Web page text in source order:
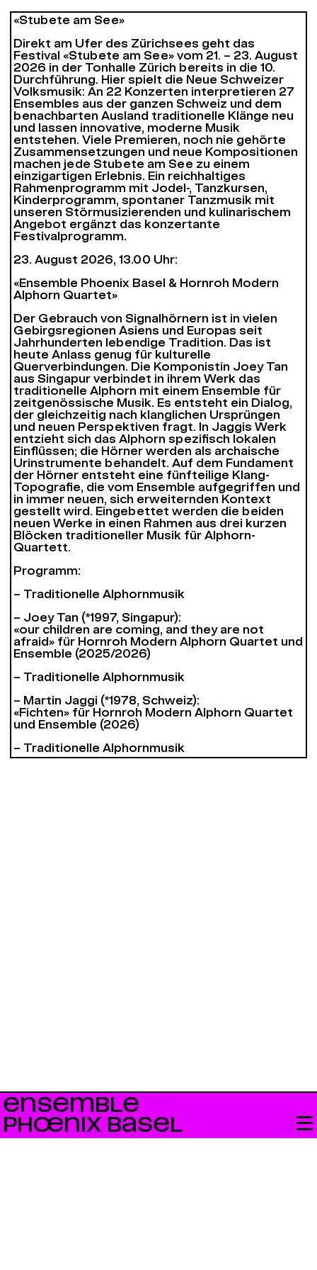
ENSEMBLE
PHŒNIX BASEL
«Stubete am See»
Direkt am Ufer des Zürichsees geht das
Festival «Stubete am See» vom 21. – 23. August
2026 in der Tonhalle Zürich bereits in die 10.
Durchführung. Hier spielt die Neue Schweizer
Volksmusik: An 22 Konzerten interpretieren 27
Ensembles aus der ganzen Schweiz und dem
benachbarten Ausland traditionelle Klänge neu
und lassen innovative, moderne Musik
entstehen. Viele Premieren, noch nie gehörte
Zusammensetzungen und neue Kompositionen
machen jede Stubete am See zu einem
einzigartigen Erlebnis. Ein reichhaltiges
Rahmenprogramm mit Jodel-, Tanzkursen,
Kinderprogramm, spontaner Tanzmusik mit
unseren Störmusizierenden und kulinarischem
Angebot ergänzt das konzertante
Festivalprogramm.
23. August 2026, 13.00 Uhr:
«Ensemble Phoenix Basel & Hornroh Modern
Alphorn Quartet»
Der Gebrauch von Signalhörnern ist in vielen
Gebirgsregionen Asiens und Europas seit
Jahrhunderten lebendige Tradition. Das ist
heute Anlass genug für kulturelle
Querverbindungen. Die Komponistin Joey Tan
aus Singapur verbindet in ihrem Werk das
traditionelle Alphorn mit einem Ensemble für
zeitgenössische Musik. Es entsteht ein Dialog,
der gleichzeitig nach klanglichen Ursprüngen
und neuen Perspektiven fragt. In Jaggis Werk
entzieht sich das Alphorn spezifisch lokalen
Einflüssen; die Hörner werden als archaische
Urinstrumente behandelt. Auf dem Fundament
der Hörner entsteht eine fünfteilige Klang-
Topografie, die vom Ensemble aufgegriffen und
in immer neuen, sich erweiternden Kontext
gestellt wird. Eingebettet werden die beiden
neuen Werke in einen Rahmen aus drei kurzen
Blöcken traditioneller Musik für Alphorn-
Quartett.
Programm:
– Traditionelle Alphornmusik
– Joey Tan (*1997, Singapur):
«our children are coming, and they are not
afraid» für Hornroh Modern Alphorn Quartet und
Ensemble (2025/2026)
– Traditionelle Alphornmusik
– Martin Jaggi (*1978, Schweiz):
«Fichten» für Hornroh Modern Alphorn Quartet
und Ensemble (2026)
– Traditionelle Alphornmusik